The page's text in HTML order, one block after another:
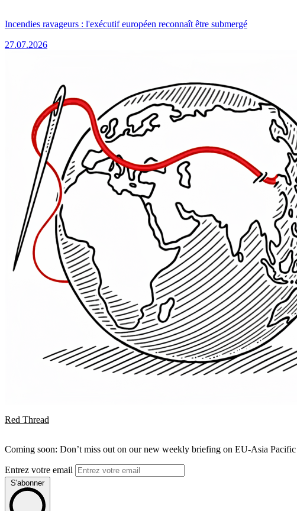
Incendies ravageurs : l'exécutif européen reconnaît être submergé
27.07.2026
Red Thread
Coming soon: Don’t miss out on our new weekly briefing on EU-Asia Pacific
Entrez votre email
S'abonner